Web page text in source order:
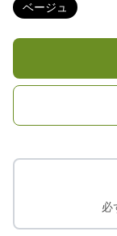
ベージュ
必